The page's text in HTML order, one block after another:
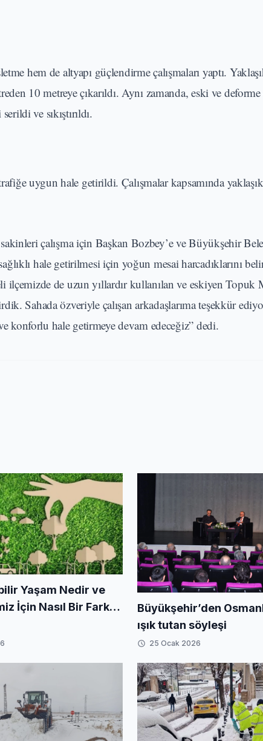
hem de altyapı güçlendirme çalışmaları yaptı.
10 metreye çıkarıldı. Aynı zamanda, eski ve
ve sıkıştırıldı.
uygun hale getirildi. Çalışmalar kapsamında
çalışma için Başkan Bozbey’e ve Büyükşehir
hale getirilmesi için yoğun mesai harcadıklarını
de uzun yıllardır kullanılan ve eskiyen Topuk
Sahada özveriyle çalışan arkadaşlarıma teşekkür
konforlu hale getirmeye devam edeceğiz” dedi.
Yaşam Nedir ve
İçin Nasıl Bir Fark
Büyükşehir’den
ışık tutan söyleşi
25 Ocak 2026